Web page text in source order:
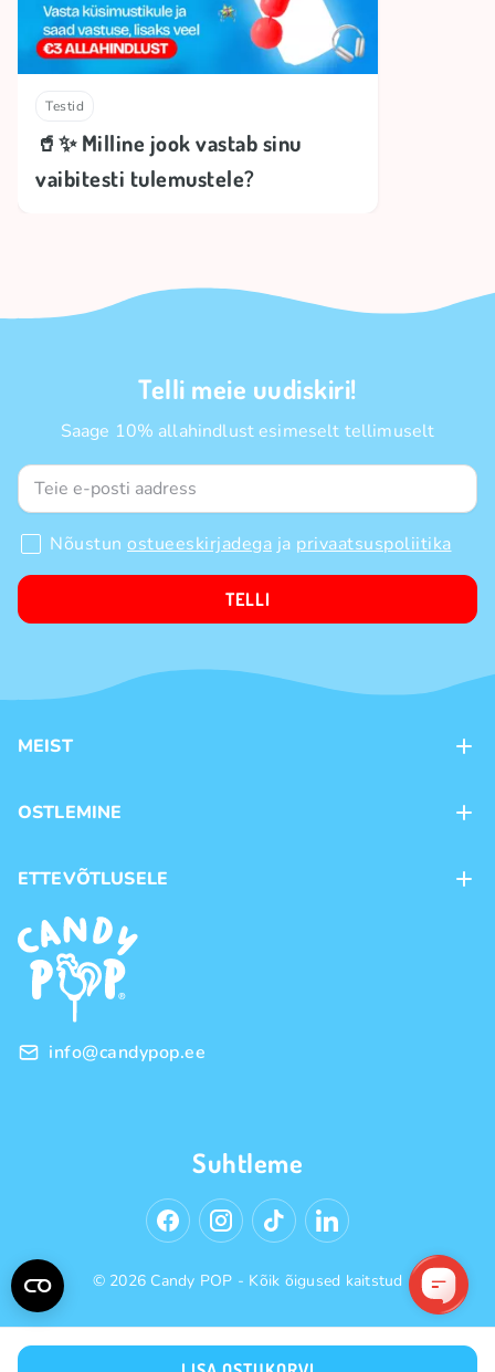
Testid
🥤✨ Milline jook vastab sinu
vaibitesti tulemustele?
Telli meie uudiskiri!
Saage 10% allahindlust esimeselt tellimuselt
Nõustun ostueeskirjadega ja privaatsuspoliitika
TELLI
MEIST
Kauplused
OSTLEMINE
Ostutingimused
Privaatsuspoliitika
ETTEVÕTLUSELE
Frantsiis
Hulgimüük
info@candypop.ee
Suhtleme
© 2026 Candy POP - Kõik õigused kaitstud